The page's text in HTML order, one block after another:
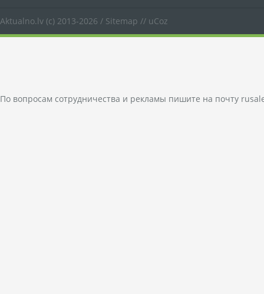
Aktualno.lv (c) 2013-2026 / Sitemap // uCoz
По вопросам сотрудничества и рекламы пишите на почту